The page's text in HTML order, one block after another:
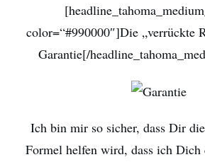
color=“#990000″]Die „verrückte
Garantie[/
Ich bin mir so sicher, dass Dir
Formel helfen wird, dass ich Dich